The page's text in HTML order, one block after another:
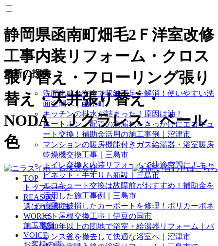
静岡県函南町畑毛2Ｆ洋室改修
工事内装リフォーム・クロス
張り替え・フローリング張り
替え・天井張り替え・
NODA Ｊクラレス ペール
色
TOP
トップページ
REASON
選ばれる理由
WORKS
施工事例
VOICE
お客様の声
最新の投稿
洗面化粧台交換で収納不足を解消！使いやすい洗
面空間へ｜函南町
キッチンの排水が詰まった！原因は油！
ヒートポンプ配管の水漏れをきっかけにエコキュ
ート交換！補助金活用の施工事例｜沼津市
マンションの暖房機能付きガス給湯器・浴室暖房
乾燥機交換工事｜三島市
トイレ交換と内装リフォームで快適空間に！キャ
ビネット・手すりも新設｜三島市
エコキュート交換は故障前がおすすめ！補助金を
活用した施工事例｜三島市
強風で破損したカーポートを修理！ポリカーボネ
ート屋根交換工事｜伊豆の国市
築40年以上の団地で浴室・給湯器リフォーム｜バ
ランス釜を撤去して快適な浴室へ｜沼津市